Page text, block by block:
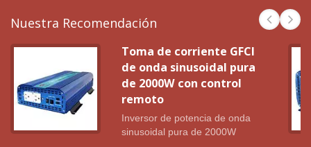
Nuestra Recomendación
Toma de corriente GFCI
de onda sinusoidal pura
de 2000W con control
remoto
Inversor de potencia de onda
sinusoidal pura de 2000W